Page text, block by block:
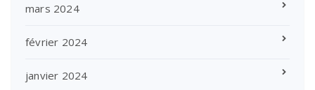
mars 2024
février 2024
janvier 2024